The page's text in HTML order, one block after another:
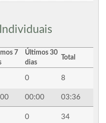
7
Últimos 30
dias
Total
0 8
00:00 03:36
0 34